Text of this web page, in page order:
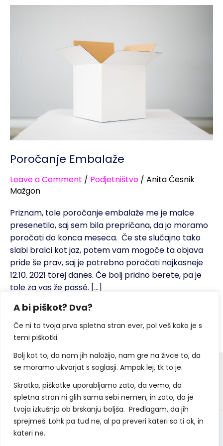
A bi piškot? Dva?
Če ni to tvoja prva spletna stran ever, pol veš kako je s
temi piškotki.
Bolj kot to, da nam jih naložijo, nam gre na živce to, da
se moramo ukvarjat s soglasji. Ampak lej, tk to je.
Skratka, piškotke uporabljamo zato, da vemo, da
spletna stran ni glih sama sebi nemen, in zato, da je
tvoja izkušnja ob brskanju boljša. Predlagam, da jih
sprejmeš. Lohk pa tud ne, al pa preveri kateri so ti ok, in
kateri ne.
Poročanje Embalaže
Leave a Comment / Podjetništvo / Anita Česnik
Mažgon
Priznam, tole poročanje embalaže me je malce
presenetilo, saj sem bila prepričana, da jo moramo
poročati do konca meseca. Če ste slučajno tako
slabi bralci kot jaz, potem vam mogoče ta objava
pride še prav, saj je potrebno poročati najkasneje
12.10. 2021 torej danes. Če bolj pridno berete, pa je
tole za vas že passé. […]
Read More »
Facebook
Linkedin
YouTube
Copyright ©2021 You Rock